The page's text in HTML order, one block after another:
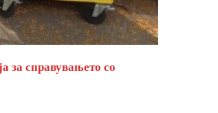
за справувањето со